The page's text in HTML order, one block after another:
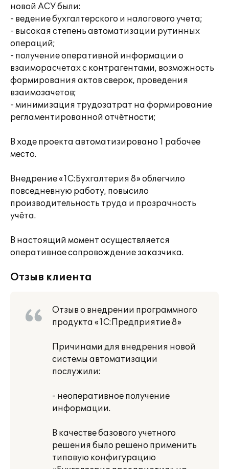
новой АСУ были:
- ведение бухгалтерского и налогового учета;
- высокая степень автоматизации рутинных
операций;
- получение оперативной информации о
взаиморасчетах с контрагентами, возможность
формирования актов сверок, проведения
взаимозачетов;
- минимизация трудозатрат на формирование
регламентированной отчётности;
В ходе проекта автоматизировано 1 рабочее
место.
Внедрение «1С:Бухгалтерия 8» облегчило
повседневную работу, повысило
производительность труда и прозрачность
учёта.
В настоящий момент осуществляется
оперативное сопровождение заказчика.
Отзыв клиента
Отзыв о внедрении программного
продукта «1С:Предприятие 8»
Причинами для внедрения новой
системы автоматизации
послужили:
- неоперативное получение
информации.
В качестве базового учетного
решения было решено применить
типовую конфигурацию